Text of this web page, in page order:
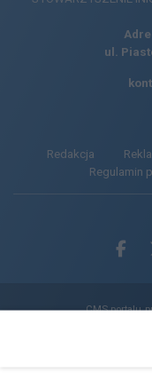
ul.
Redakcja
Regulamin
CMS portalu